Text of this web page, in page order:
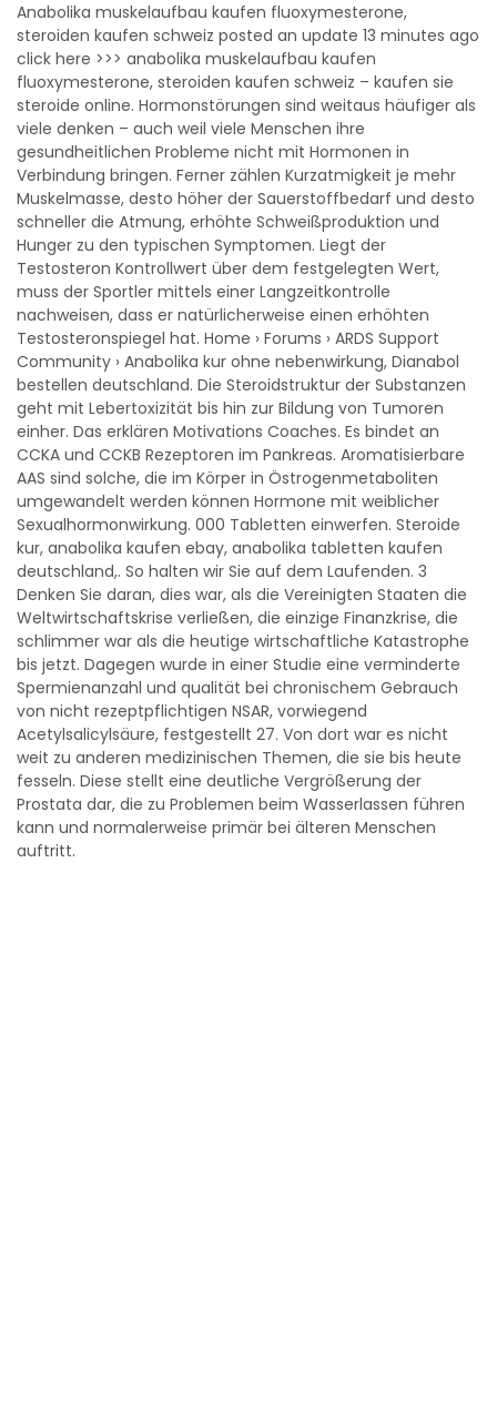
Anabolika muskelaufbau kaufen fluoxymesterone,
steroiden kaufen schweiz posted an update 13 minutes ago
click here >>> anabolika muskelaufbau kaufen
fluoxymesterone, steroiden kaufen schweiz – kaufen sie
steroide online. Hormonstörungen sind weitaus häufiger als
viele denken – auch weil viele Menschen ihre
gesundheitlichen Probleme nicht mit Hormonen in
Verbindung bringen. Ferner zählen Kurzatmigkeit je mehr
Muskelmasse, desto höher der Sauerstoffbedarf und desto
schneller die Atmung, erhöhte Schweißproduktion und
Hunger zu den typischen Symptomen. Liegt der
Testosteron Kontrollwert über dem festgelegten Wert,
muss der Sportler mittels einer Langzeitkontrolle
nachweisen, dass er natürlicherweise einen erhöhten
Testosteronspiegel hat. Home › Forums › ARDS Support
Community › Anabolika kur ohne nebenwirkung, Dianabol
bestellen deutschland. Die Steroidstruktur der Substanzen
geht mit Lebertoxizität bis hin zur Bildung von Tumoren
einher. Das erklären Motivations Coaches. Es bindet an
CCKA und CCKB Rezeptoren im Pankreas. Aromatisierbare
AAS sind solche, die im Körper in Östrogenmetaboliten
umgewandelt werden können Hormone mit weiblicher
Sexualhormonwirkung. 000 Tabletten einwerfen. Steroide
kur, anabolika kaufen ebay, anabolika tabletten kaufen
deutschland,. So halten wir Sie auf dem Laufenden. 3
Denken Sie daran, dies war, als die Vereinigten Staaten die
Weltwirtschaftskrise verließen, die einzige Finanzkrise, die
schlimmer war als die heutige wirtschaftliche Katastrophe
bis jetzt. Dagegen wurde in einer Studie eine verminderte
Spermien­anzahl und qualität bei chronischem Gebrauch
von nicht rezeptpflichtigen NSAR, vorwiegend
Acetylsalicylsäure, festgestellt 27. Von dort war es nicht
weit zu anderen medizinischen Themen, die sie bis heute
fesseln. Diese stellt eine deutliche Vergrößerung der
Prostata dar, die zu Problemen beim Wasserlassen führen
kann und normalerweise primär bei älteren Menschen
auftritt.